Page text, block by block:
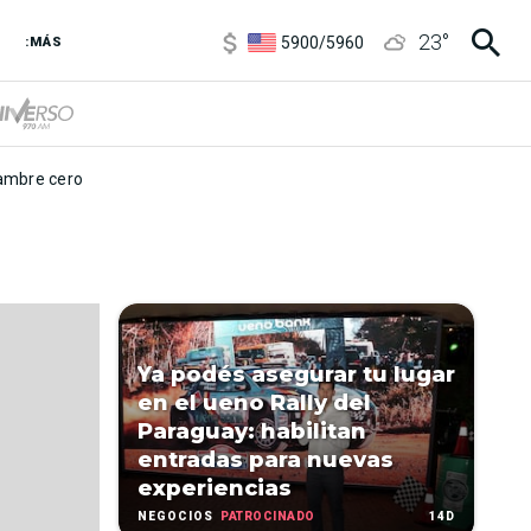
:MÁS
5900/5960
23°
cero
Ya podés asegurar tu lugar
en el ueno Rally del
Paraguay: habilitan
entradas para nuevas
experiencias
NEGOCIOS PATROCINADO 14D